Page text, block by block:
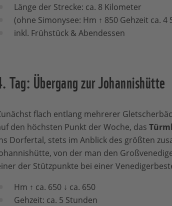
Länge der Strecke: ca. 8 Kilometer
(ohne Simonysee: Hm ↑ 850 Gehzeit ca. 4
inkl. Frühstück & Abendessen
Tag: Übergang zur Johannishütte
flach entlang mehrerer
den höchsten Punkt der Woche, das
Dorfertal, stets im Anblick des größten
von der man den
der Stützpunkte bei einer
Hm ↑ ca. 650 ↓ ca. 650
Gehzeit: ca. 5 Stunden